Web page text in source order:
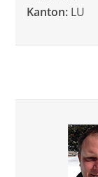
Kanton: LU